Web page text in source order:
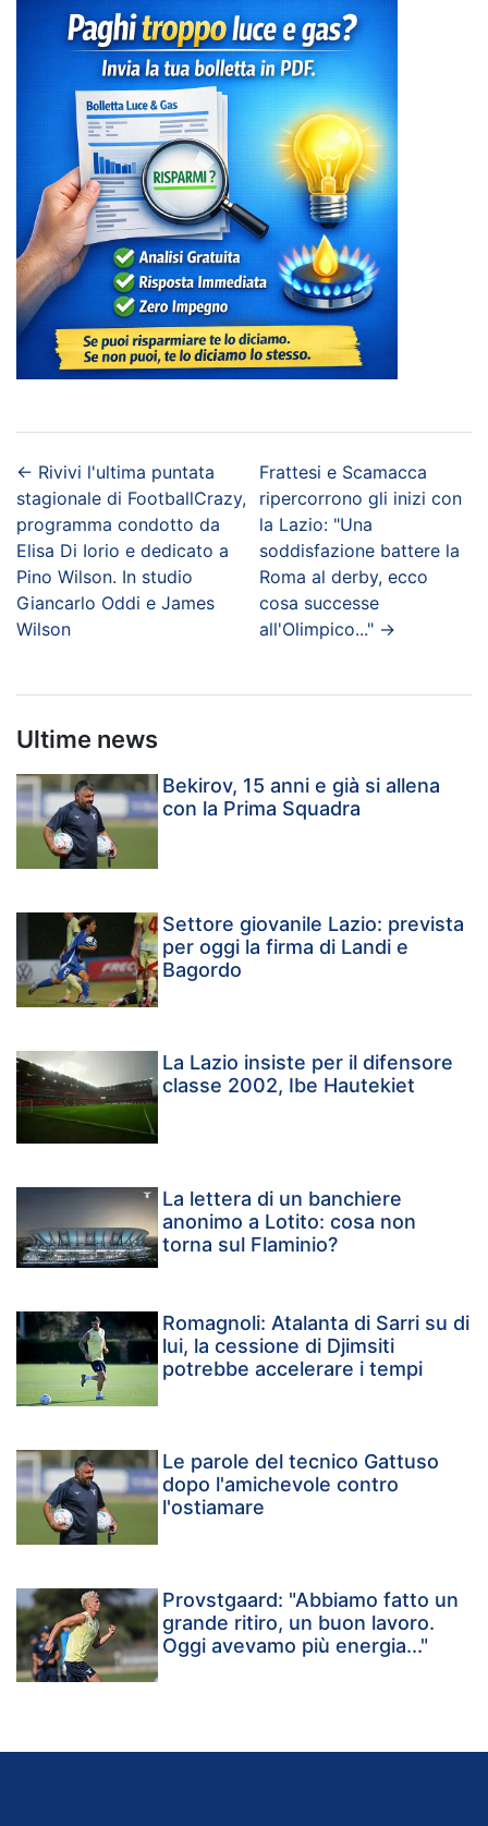
← Rivivi l'ultima puntata
stagionale di FootballCrazy,
programma condotto da
Elisa Di Iorio e dedicato a
Pino Wilson. In studio
Giancarlo Oddi e James
Wilson
Frattesi e Scamacca
ripercorrono gli inizi con
la Lazio: "Una
soddisfazione battere la
Roma al derby, ecco
cosa successe
all'Olimpico..." →
Ultime news
Bekirov, 15 anni e già si allena
con la Prima Squadra
Settore giovanile Lazio: prevista
per oggi la firma di Landi e
Bagordo
La Lazio insiste per il difensore
classe 2002, Ibe Hautekiet
La lettera di un banchiere
anonimo a Lotito: cosa non
torna sul Flaminio?
Romagnoli: Atalanta di Sarri su di
lui, la cessione di Djimsiti
potrebbe accelerare i tempi
Le parole del tecnico Gattuso
dopo l'amichevole contro
l'ostiamare
Provstgaard: "Abbiamo fatto un
grande ritiro, un buon lavoro.
Oggi avevamo più energia..."